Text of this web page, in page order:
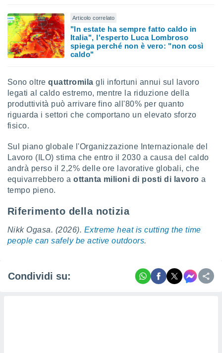
Articolo correlato
"In estate ha sempre fatto caldo in
Italia", l'esperto Luca Lombroso
spiega perché non è vero: "non così
caldo"
Sono oltrequattromilagli infortuni annui sul lavoro
legati al caldo estremo, mentre la riduzione della
produttività può arrivare fino all'80% per quanto
riguarda i settori che comportano un elevato sforzo
fisico.
Sul piano globale l'Organizzazione Internazionale del
Lavoro (ILO) stima che entro il 2030 a causa del caldo
andrà perso il 2,2% delle ore lavorative globali, che
equivarrebbero aottanta milioni di posti di lavoro a
tempo pieno.
Riferimento della notizia
Nikk Ogasa. (2026). Extreme heat is cutting the time
people can safely be active outdoors.
Condividi su: